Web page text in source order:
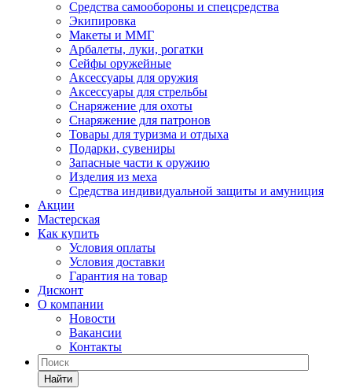
Средства самообороны и спецсредства
Экипировка
Макеты и ММГ
Арбалеты, луки, рогатки
Сейфы оружейные
Аксессуары для оружия
Аксессуары для стрельбы
Снаряжение для охоты
Снаряжение для патронов
Товары для туризма и отдыха
Подарки, сувениры
Запасные части к оружию
Изделия из меха
Средства индивидуальной защиты и амуниция
Акции
Мастерская
Как купить
Условия оплаты
Условия доставки
Гарантия на товар
Дисконт
О компании
Новости
Вакансии
Контакты
Найти